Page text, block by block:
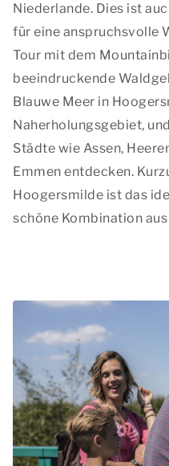
Niederlande. Dies ist
für eine anspruchsvolle
Tour mit dem
beeindruckende
Blauwe Meer in
Naherholungsgebiet,
Städte wie Assen,
Emmen entdecken.
Hoogersmilde ist das
schöne Kombination